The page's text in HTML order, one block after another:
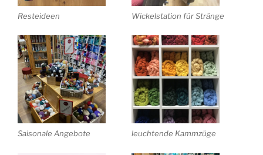
Resteideen Wickelstation für Stränge
Saisonale Angebote leuchtende Kammzüge